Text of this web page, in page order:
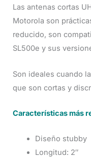
Las antenas cortas
Motorola son
reducido, son
SL500e y sus
Son ideales cuando
que son cortas y
Características más
Diseño stubby
Longitud: 2″